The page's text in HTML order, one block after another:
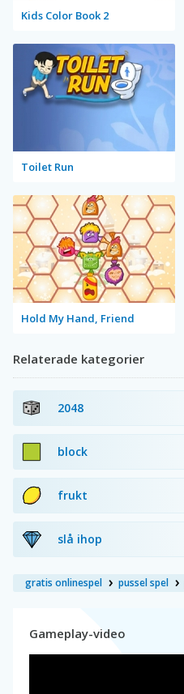
Kids Color Book 2
Toilet Run
Hold My Hand, Friend
Relaterade kategorier
2048
block
frukt
slå ihop
gratis onlinespel pussel spel
Gameplay-video